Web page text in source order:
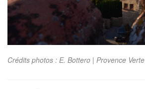
Crédits photos : E. Bottero | Provence